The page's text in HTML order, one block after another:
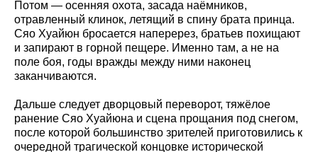
Потом — осенняя охота, засада наёмников,
отравленный клинок, летящий в спину брата принца.
Сяо Хуайюн бросается наперерез, братьев похищают
и запирают в горной пещере. Именно там, а не на
поле боя, годы вражды между ними наконец
заканчиваются.
Дальше следует дворцовый переворот, тяжёлое
ранение Сяо Хуайюна и сцена прощания под снегом,
после которой большинство зрителей приготовились к
очередной трагической концовке исторической